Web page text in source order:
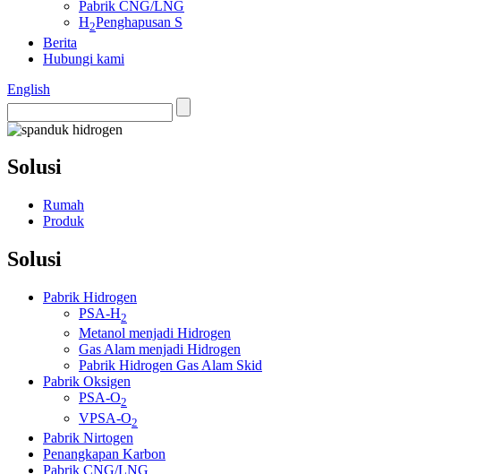
Pabrik CNG/LNG
H2Penghapusan S
Berita
Hubungi kami
English
Solusi
Rumah
Produk
Solusi
Pabrik Hidrogen
PSA-H2
Metanol menjadi Hidrogen
Gas Alam menjadi Hidrogen
Pabrik Hidrogen Gas Alam Skid
Pabrik Oksigen
PSA-O2
VPSA-O2
Pabrik Nirtogen
Penangkapan Karbon
Pabrik CNG/LNG